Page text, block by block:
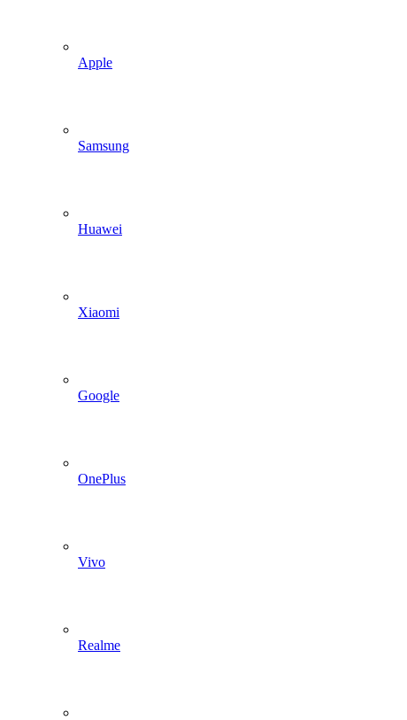
Apple
Samsung
Huawei
Xiaomi
Google
OnePlus
Vivo
Realme